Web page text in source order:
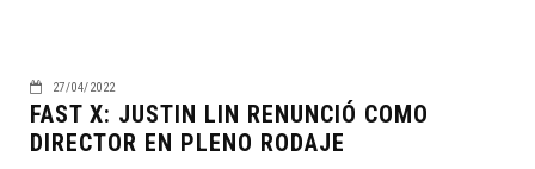
27/04/2022
FAST X: JUSTIN LIN RENUNCIÓ COMO
DIRECTOR EN PLENO RODAJE